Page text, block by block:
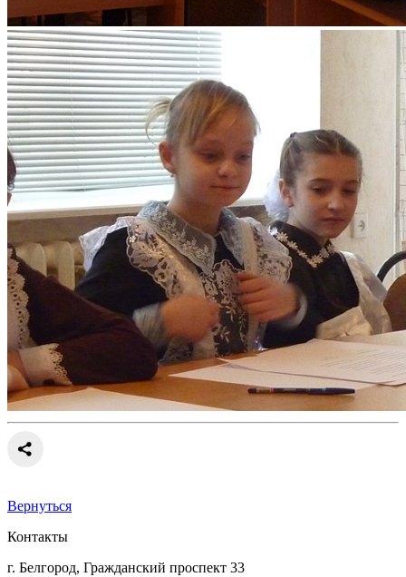
Вернуться
Контакты
г. Белгород, Гражданский проспект 33